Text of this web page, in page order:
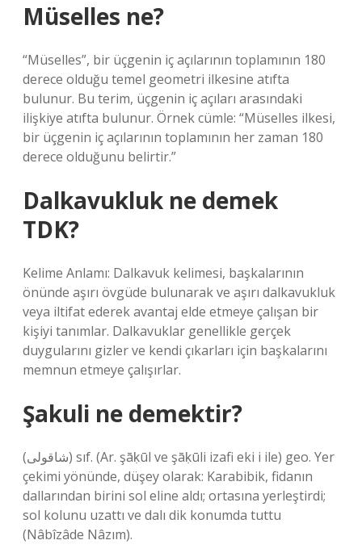
Müselles ne?
“Müselles”, bir üçgenin iç açılarının toplamının 180
derece olduğu temel geometri ilkesine atıfta
bulunur. Bu terim, üçgenin iç açıları arasındaki
ilişkiye atıfta bulunur. Örnek cümle: “Müselles ilkesi,
bir üçgenin iç açılarının toplamının her zaman 180
derece olduğunu belirtir.”
Dalkavukluk ne demek
TDK?
Kelime Anlamı: Dalkavuk kelimesi, başkalarının
önünde aşırı övgüde bulunarak ve aşırı dalkavukluk
veya iltifat ederek avantaj elde etmeye çalışan bir
kişiyi tanımlar. Dalkavuklar genellikle gerçek
duygularını gizler ve kendi çıkarları için başkalarını
memnun etmeye çalışırlar.
Şakuli ne demektir?
(ﺷﺎﻗﻮﻟﻰ) sıf. (Ar. şāḳūl ve şāḳūlі izafi eki і ile) geo. Yer
çekimi yönünde, düşey olarak: Karabibik, fidanın
dallarından birini sol eline aldı; ortasına yerleştirdi;
sol kolunu uzattı ve dalı dik konumda tuttu
(Nâbîzâde Nâzım).